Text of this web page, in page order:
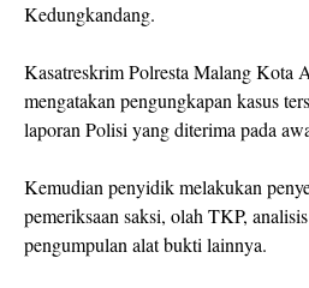
Kedungkandang.
Kasatreskrim Polresta Malang Kota
mengatakan pengungkapan kasus
laporan Polisi yang diterima pada
Kemudian penyidik melakukan
pemeriksaan saksi, olah TKP,
pengumpulan alat bukti lainnya.